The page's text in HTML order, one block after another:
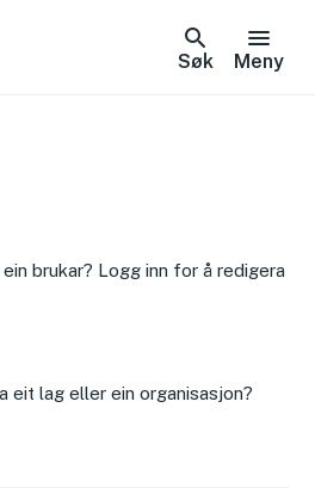
Søk Meny
brukar? Logg inn for å redigera
eit lag eller ein organisasjon?